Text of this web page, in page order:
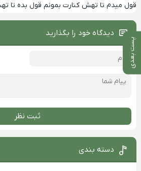
پست بعدی
قول میدم تا تهش کنارت بمونم قول بده تا
دیدگاه خود را بگذارید
ثبت نظر
دسته بندی